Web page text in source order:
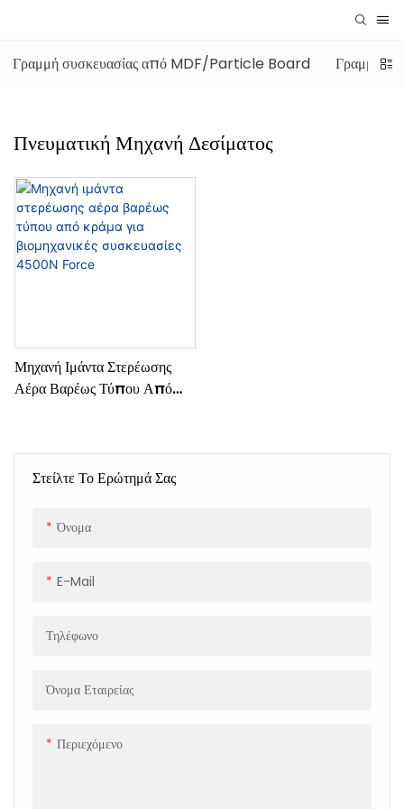
Γραμμή συσκευασίας από MDF/Particle Board Γραμμή
Πνευματική Μηχανή Δεσίματος
Στείλτε Το Ερώτημά Σας
Όνομα
E-Mail
Τηλέφωνο
Όνομα Εταιρείας
Περιεχόμενο
Μηχανή Ιμάντα Στερέωσης
Αέρα Βαρέως Τύπου Από